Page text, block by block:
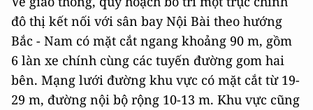
đô thị kết nối với sân bay Nội Bài theo hướng
Bắc - Nam có mặt cắt ngang khoảng 90 m, gồm
6 làn xe chính cùng các tuyến đường gom hai
bên. Mạng lưới đường khu vực có mặt cắt từ 19-
29 m, đường nội bộ rộng 10-13 m. Khu vực cũng